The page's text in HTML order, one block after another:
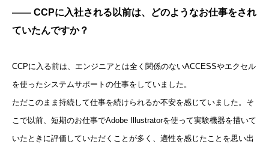
—— CCPに入社される以前は、どのようなお仕事をされ
ていたんですか？
CCPに入る前は、エンジニアとは全く関係のないACCESSやエクセル
を使ったシステムサポートの仕事をしていました。
ただこのまま持続して仕事を続けられるか不安を感じていました。そ
こで以前、短期のお仕事でAdobe Illustratorを使って実験機器を描いて
いたときに評価していただくことが多く、適性を感じたことを思い出